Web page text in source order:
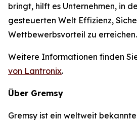
bringt, hilft es Unternehmen, in
gesteuerten Welt Effizienz,
Wettbewerbsvorteil zu erreichen.
Weitere Informationen finden
von Lantronix.
Über Gremsy
Gremsy ist ein weltweit